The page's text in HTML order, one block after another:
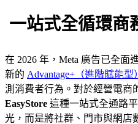
一站式全循環商
在 2026 年，Meta 廣告已全面
新的 Advantage+（進階賦能型）
測消費者行為。對於經營電商
EasyStore 這種一站式全通路
光，而是將社群、門市與網店